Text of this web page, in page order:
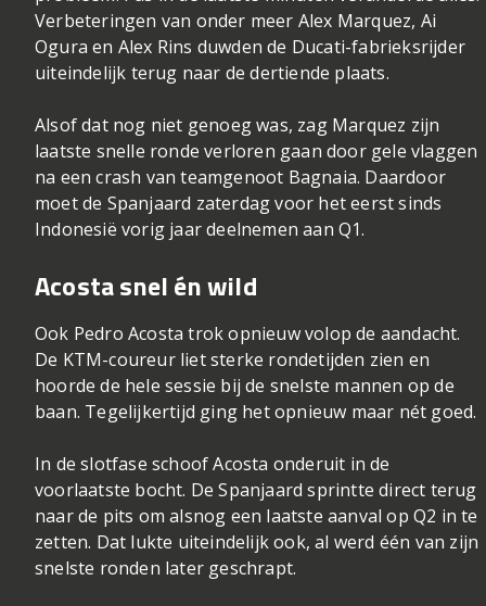
Verbeteringen van onder meer Alex Marquez, Ai
Ogura en Alex Rins duwden de Ducati-fabrieksrijder
uiteindelijk terug naar de dertiende plaats.
Alsof dat nog niet genoeg was, zag Marquez zijn
laatste snelle ronde verloren gaan door gele vlaggen
na een crash van teamgenoot Bagnaia. Daardoor
moet de Spanjaard zaterdag voor het eerst sinds
Indonesië vorig jaar deelnemen aan Q1.
Acosta snel én wild
Ook Pedro Acosta trok opnieuw volop de aandacht.
De KTM-coureur liet sterke rondetijden zien en
hoorde de hele sessie bij de snelste mannen op de
baan. Tegelijkertijd ging het opnieuw maar nét goed.
In de slotfase schoof Acosta onderuit in de
voorlaatste bocht. De Spanjaard sprintte direct terug
naar de pits om alsnog een laatste aanval op Q2 in te
zetten. Dat lukte uiteindelijk ook, al werd één van zijn
snelste ronden later geschrapt.